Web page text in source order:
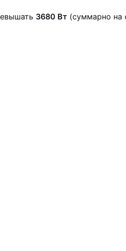
3680 Вт (суммарно на